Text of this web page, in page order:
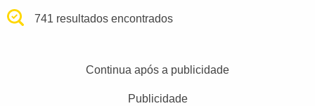
741 resultados encontrados
Continua após a publicidade
Publicidade